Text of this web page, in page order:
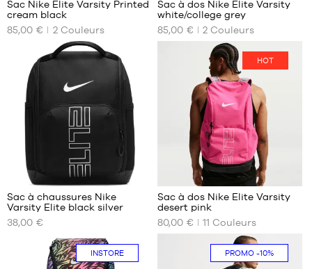
NOS
TAILLES
DISPONIBLES
Taille
unique
Sac Nike Elite Varsity Printed
cream black
85,00 €
2Couleurs
NOS
TAILLES
DISPONIBLES
unique
Sac à dos Nike Elite Varsity
white/college grey
85,00 €
2 Couleurs
NOS
TAILLES
DISPONIBLES
3
Sac à chaussures Nike
Varsity Elite black silver
38,00 €
HOT
NOS
TAILLES
143
Sac à dos Nike Elite Varsity
desert pink
80,00 €
11 Couleurs
INSTORE PROMO -10%